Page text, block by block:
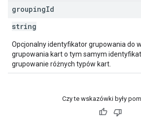
groupingId
string
Opcjonalny identyfikator grupowania do
grupowania kart o tym samym
grupowanie różnych typów kart.
Czy te wskazówki były